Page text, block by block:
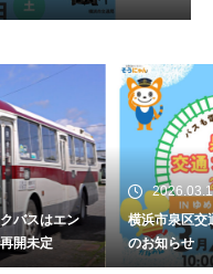
2026.03.19
浜市泉区交通フェスタ2026開催
お知らせ